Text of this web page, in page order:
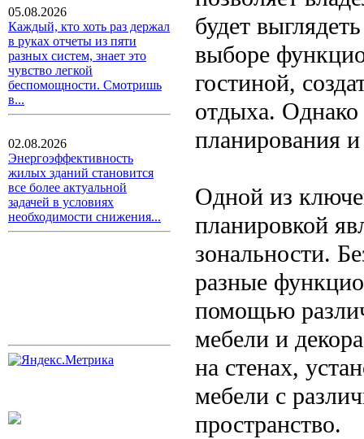
05.08.2026
Каждый, кто хоть раз держал
в руках отчеты из пяти
разных систем, знает это
чувство легкой
беспомощности. Смотришь
в...
02.08.2026
Энергоэффективность
жилых зданий становится
все более актуальной
задачей в условиях
необходимости снижения...
будет
выборе
гостиной,
отдыха. Однако
планирования
Одной из
планировкой
зональности.
разные
помощью
мебели и
на стенах,
мебели с
пространство.